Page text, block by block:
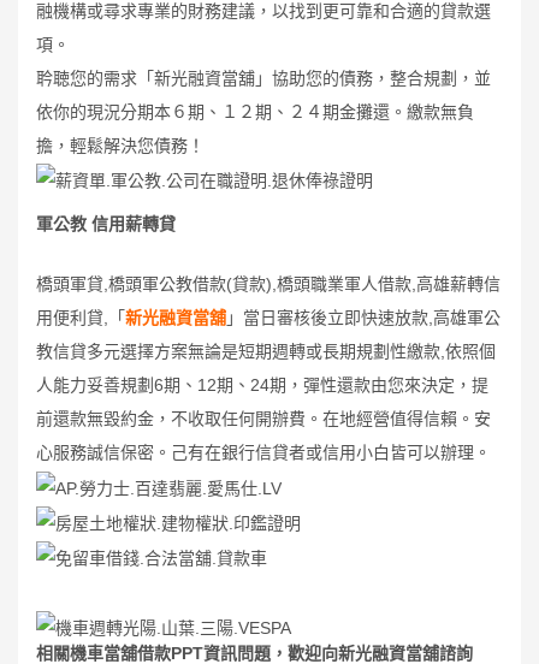
融機構或尋求專業的財務建議，以找到更可靠和合適的貸款選
項。
耹聴您的需求「新光融資當舖」協助您的債務，整合規劃，並
依你的現況分期本６期、１２期、２４期金攤還。繳款無負
擔，輕鬆解決您債務！
軍公教 信用薪轉貸
橋頭軍貸,橋頭軍公教借款(貸款),橋頭職業軍人借款,高雄薪轉信
用便利貸,「新光融資當舖」當日審核後立即快速放款,高雄軍公
教信貸多元選擇方案無論是短期週轉或長期規劃性繳款,依照個
人能力妥善規劃6期、12期、24期，彈性還款由您來決定，提
前還款無毀約金，不收取任何開辦費。在地經營值得信賴。安
心服務誠信保密。己有在銀行信貸者或信用小白皆可以辦理。
相關機車當舖借款PPT資訊問題，歡迎向新光融資當舖諮詢